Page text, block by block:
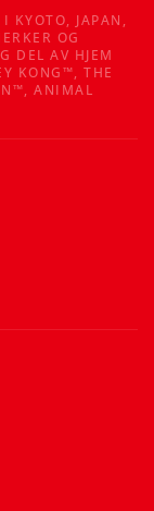
KYOTO, JAPAN,
OG
DEL AV HJEM
KONG™, THE
ANIMAL